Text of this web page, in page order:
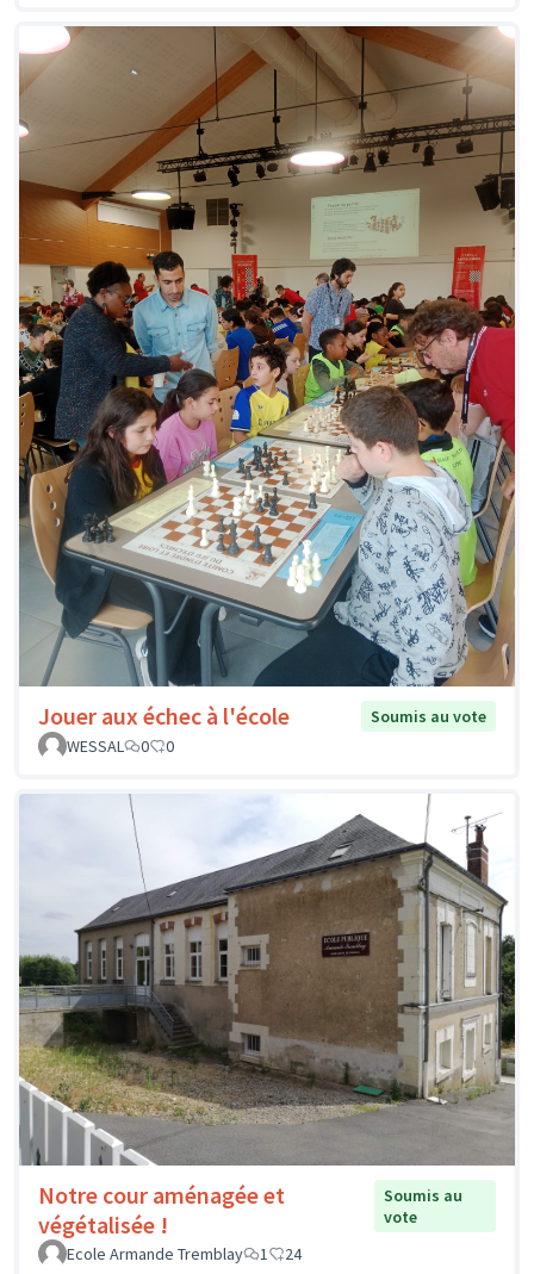
Jouer aux échec à l'école
Soumis au vote
WESSAL
0 0
Notre cour aménagée et
végétalisée !
Soumis au
vote
Ecole Armande Tremblay
1 24